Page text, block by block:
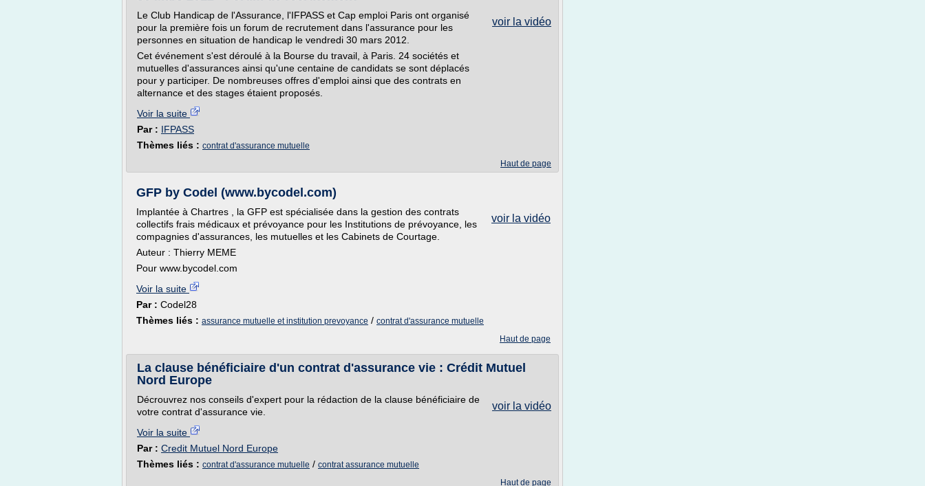
voir la vidéo
Le Club Handicap de l'Assurance, l'IFPASS et Cap emploi Paris ont organisé
pour la première fois un forum de recrutement dans l'assurance pour les
personnes en situation de handicap le vendredi 30 mars 2012.
Cet événement s'est déroulé à la Bourse du travail, à Paris. 24 sociétés et
mutuelles d'assurances ainsi qu'une centaine de candidats se sont déplacés
pour y participer. De nombreuses offres d'emploi ainsi que des contrats en
alternance et des stages étaient proposés.
Voir la suite
Par : IFPASS
Thèmes liés : contrat d'assurance mutuelle
Haut de page
GFP by Codel (www.bycodel.com)
voir la vidéo
Implantée à Chartres , la GFP est spécialisée dans la gestion des contrats
collectifs frais médicaux et prévoyance pour les Institutions de prévoyance, les
compagnies d'assurances, les mutuelles et les Cabinets de Courtage.
Auteur : Thierry MEME
Pour www.bycodel.com
Voir la suite
Par : Codel28
Thèmes liés : assurance mutuelle et institution prevoyance / contrat d'assurance mutuelle
Haut de page
La clause bénéficiaire d'un contrat d'assurance vie : Crédit Mutuel
Nord Europe
voir la vidéo
Décrouvrez nos conseils d'expert pour la rédaction de la clause bénéficiaire de
votre contrat d'assurance vie.
Voir la suite
Par : Credit Mutuel Nord Europe
Thèmes liés : contrat d'assurance mutuelle / contrat assurance mutuelle
Haut de page